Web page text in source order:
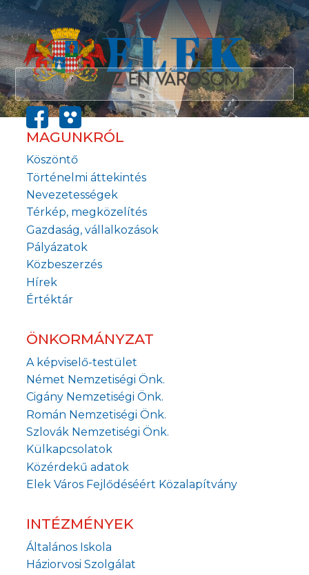
MAGUNKRÓL
Köszöntő
Történelmi áttekintés
Nevezetességek
Térkép, megközelítés
Gazdaság, vállalkozások
Pályázatok
Közbeszerzés
Hírek
Értéktár
ÖNKORMÁNYZAT
A képviselő-testület
Német Nemzetiségi Önk.
Cigány Nemzetiségi Önk.
Román Nemzetiségi Önk.
Szlovák Nemzetiségi Önk.
Külkapcsolatok
Közérdekű adatok
Elek Város Fejlődéséért Közalapítvány
INTÉZMÉNYEK
Általános Iskola
Háziorvosi Szolgálat